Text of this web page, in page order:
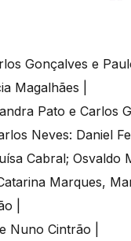
Gonçalves e
Magalhães |
Pato e Carlos
Neves: Daniel
Cabral;
Marques,
|
Nuno Cintrão |